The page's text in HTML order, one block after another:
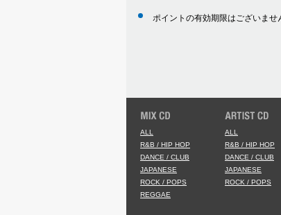
ポイントの有効期限はございませ
ALL
R&B / HIP HOP
DANCE / CLUB
JAPANESE
ROCK / POPS
REGGAE
ALL
R&B / HIP HOP
DANCE / CLUB
JAPANESE
ROCK / POPS